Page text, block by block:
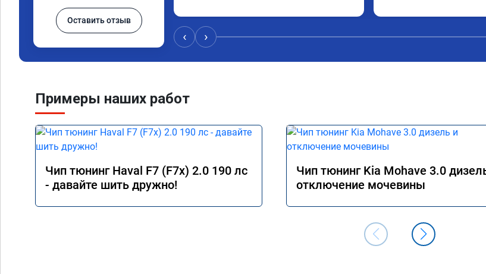
Оставить отзыв
‹ ›
Примеры наших работ
Чип тюнинг Haval F7 (F7x) 2.0 190 лс
- давайте шить дружно!
Чип тюнинг Kia Mohave 3.0
отключение мочевины